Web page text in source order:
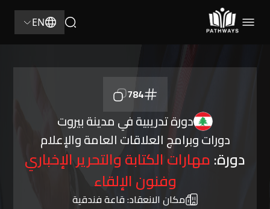
EN
784
دورة تدريبية في مدينة بيروت
دورات وبرامج العلاقات العامة والإعلام
دورة:مهارات الكتابة والتحرير الإخباري
وفنون الإلقاء
مكان الانعقاد:قاعة فندقية